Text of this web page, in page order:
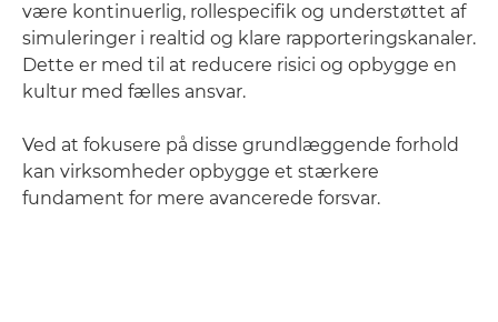
være kontinuerlig, rollespecifik og understøttet af
simuleringer i realtid og klare rapporteringskanaler.
Dette er med til at reducere risici og opbygge en
kultur med fælles ansvar.
Ved at fokusere på disse grundlæggende forhold
kan virksomheder opbygge et stærkere
fundament for mere avancerede forsvar.